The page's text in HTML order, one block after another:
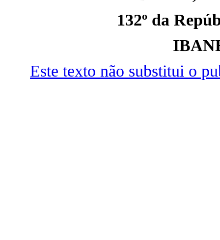
132º da
Este texto não substitui o